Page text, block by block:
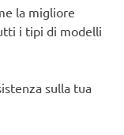
la migliore
i tipi di modelli
sulla tua